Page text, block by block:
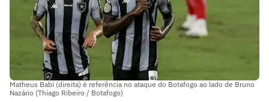
Matheus Babi (direita) é referência no ataque do Botafogo ao lado de Bruno
Nazário (Thiago Ribeiro / Botafogo)